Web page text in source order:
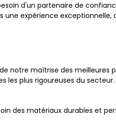
d'un partenaire de
expérience
notre maîtrise des
les plus rigoureuses du secteur.
des matériaux durables et